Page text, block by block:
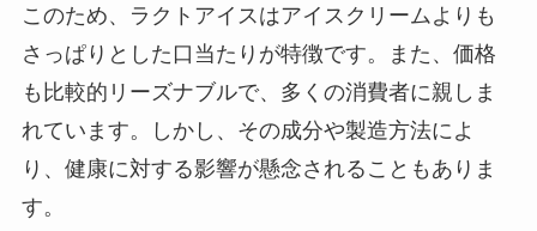
このため、ラクトアイスはアイスクリームよりも
さっぱりとした口当たりが特徴です。また、価格
も比較的リーズナブルで、多くの消費者に親しま
れています。しかし、その成分や製造方法によ
り、健康に対する影響が懸念されることもありま
す。